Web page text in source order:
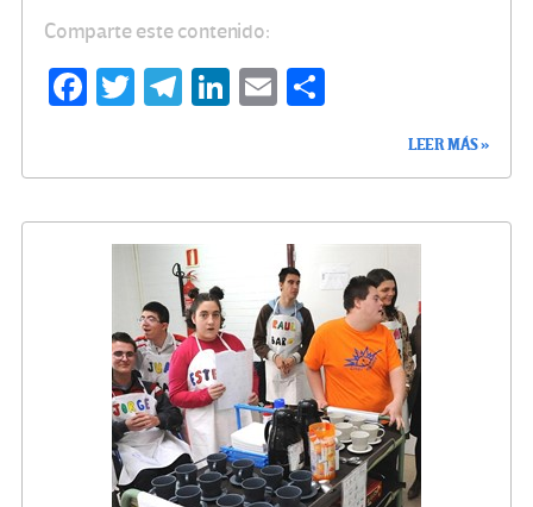
Comparte este contenido:
Fa T
Te
m
Li
E
ar
tir
LEER MÁS »